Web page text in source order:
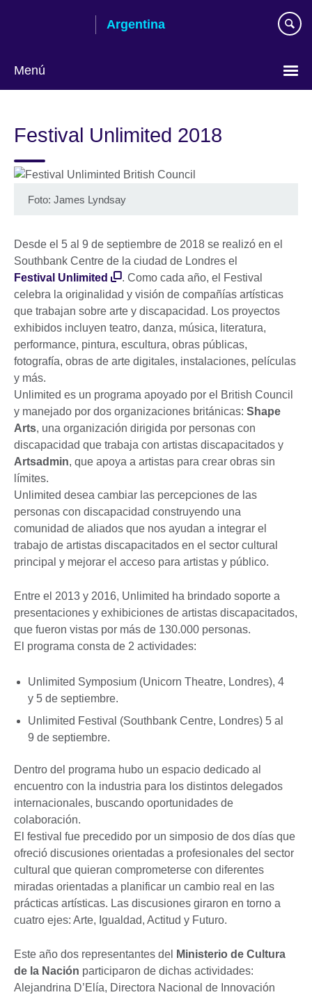
Argentina
Menú
language
Festival Unlimited 2018
Foto: James Lyndsay
Desde el 5 al 9 de septiembre de 2018 se realizó en el
Southbank Centre de la ciudad de Londres el
Festival Unlimited
. Como cada año, el Festival
celebra la originalidad y visión de compañías artísticas
que trabajan sobre arte y discapacidad. Los proyectos
exhibidos incluyen teatro, danza, música, literatura,
performance, pintura, escultura, obras públicas,
fotografía, obras de arte digitales, instalaciones, películas
y más.
Unlimited es un programa apoyado por el British Council
y manejado por dos organizaciones británicas: Shape
Arts, una organización dirigida por personas con
discapacidad que trabaja con artistas discapacitados y
Artsadmin, que apoya a artistas para crear obras sin
límites.
Unlimited desea cambiar las percepciones de las
personas con discapacidad construyendo una
comunidad de aliados que nos ayudan a integrar el
trabajo de artistas discapacitados en el sector cultural
principal y mejorar el acceso para artistas y público.
Entre el 2013 y 2016, Unlimited ha brindado soporte a
presentaciones y exhibiciones de artistas discapacitados,
que fueron vistas por más de 130.000 personas.
El programa consta de 2 actividades:
Unlimited Symposium (Unicorn Theatre, Londres), 4
y 5 de septiembre.
Unlimited Festival (Southbank Centre, Londres) 5 al
9 de septiembre.
Dentro del programa hubo un espacio dedicado al
encuentro con la industria para los distintos delegados
internacionales, buscando oportunidades de
colaboración.
El festival fue precedido por un simposio de dos días que
ofreció discusiones orientadas a profesionales del sector
cultural que quieran comprometerse con diferentes
miradas orientadas a planificar un cambio real en las
prácticas artísticas. Las discusiones giraron en torno a
cuatro ejes: Arte, Igualdad, Actitud y Futuro.
Este año dos representantes del
Ministerio de Cultura
de la Nación participaron de dichas actividades:
Alejandrina D’Elía, Directora Nacional de Innovación